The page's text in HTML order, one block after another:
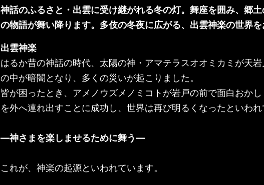
神話のふるさと・出雲に受け継がれる冬の灯。舞座を囲み、郷
の物語が舞い降ります。多伎の冬夜に広がる、出雲神楽の世界を
出雲神楽
はるか昔の神話の時代、太陽の神・アマテラスオオミカミが天
の中が暗闇となり、多くの災いが起こりました。
皆が困ったとき、アメノウズメノミコトが岩戸の前で面白おか
を外へ連れ出すことに成功し、世界は再び明るくなったといわれ
—神さまを楽しませるために舞う—
これが、神楽の起源といわれています。